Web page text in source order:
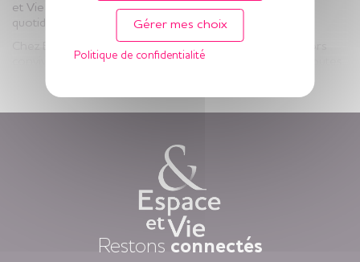
et Vie sont des lieux vie imaginés pour vous faciliter le
quotidien.
Chez Espace et Vie, vous profitez d’une résidence seniors
conviviale, humaine et sécurisante, à votre service en toutes
Vous êtes ici, chez vous ! Votre appartement est votre lieu de
vie privatif et vous êtes libre d’y vivre selon votre rythme et
Chaque jour, nous mettons à disposition des animations
variées auxquelles, vous restez libre d’y participer, une
restauration « fait-maison », et une aide à la personne
attentionnée, réalisée par des équipes de professionnels
Dans nos résidences pour personnes âgées vous vivez dans
la tranquillité grâce au dispositif d’appel d’urgence et la
Restons connectés
Gérer mes choix
Politique de confidentialité